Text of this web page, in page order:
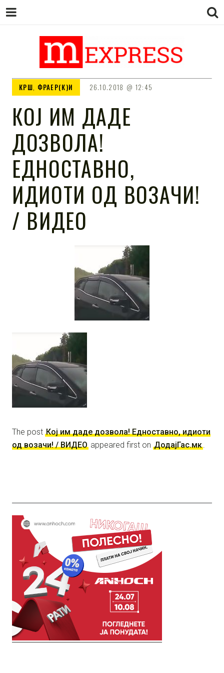
M EXPRESS
КРШ, ФРАЕР(К)И 26.10.2018 12:45
КОЈ ИМ ДАДЕ
ДОЗВОЛА!
ЕДНОСТАВНО,
ИДИОТИ ОД ВОЗАЧИ!
/ ВИДЕО
The post Кој им даде дозвола! Едноставно, идиоти
од возачи! / ВИДЕО appeared first on ДодајГас.мк.